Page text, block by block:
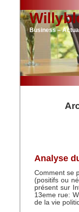
Business –
Analyse
Comment se
(positifs ou
présent sur
13eme rue:
de la vie